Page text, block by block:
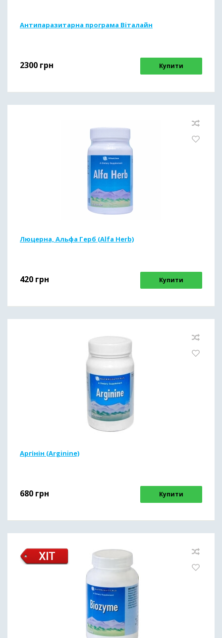
Антипаразитарна програма Віталайн
2300 грн Купити
Люцерна, Альфа Герб (Alfa Herb)
420 грн Купити
Аргінін (Arginine)
680 грн Купити